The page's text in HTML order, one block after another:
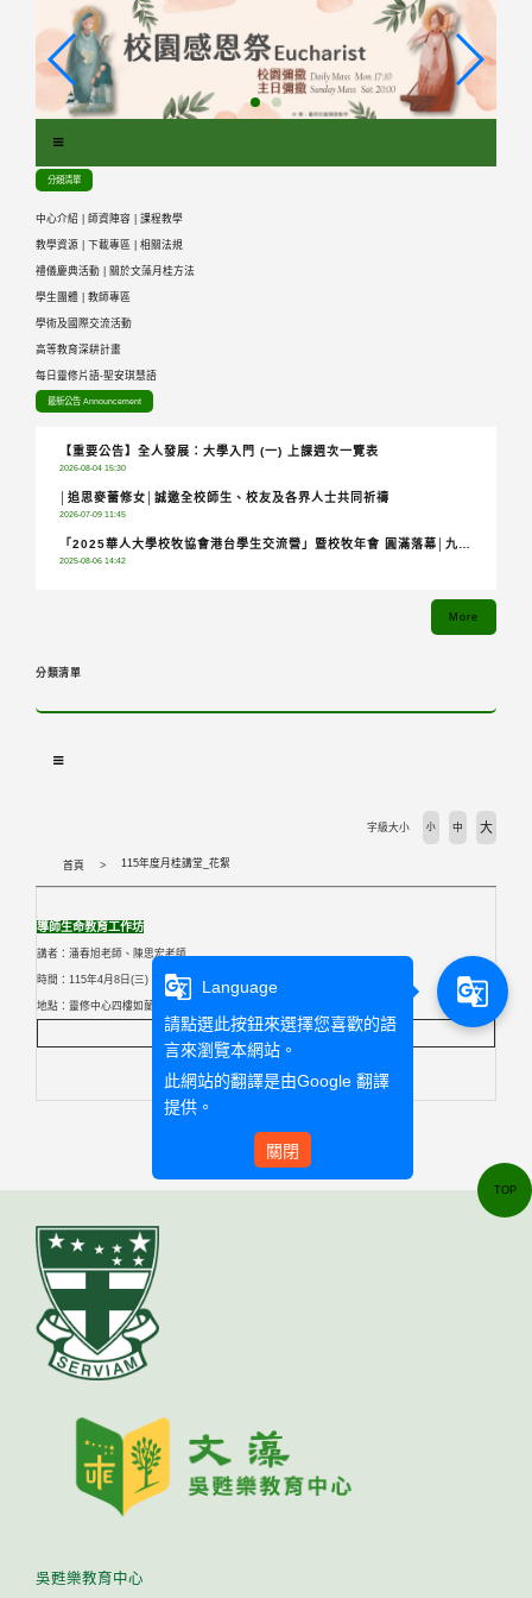
分類清單
中心介紹 師資陣容 課程教學
教學資源 下載專區 相關法規
禮儀慶典活動 關於文藻月桂方法
學生團體 教師專區
學術及國際交流活動
高等教育深耕計畫
每日靈修片語-聖安琪慧語
最新公告 Announcement
【重要公告】全人發展：大學入門 (一) 上課週次一覽表
2026-08-04 15:30
│追思麥蕾修女│誠邀全校師生、校友及各界人士共同祈禱
2026-07-09 11:45
「2025華人大學校牧協會港台學生交流營」暨校牧年會 圓滿落幕│九校
2025-08-06 14:42
More
分類清單
首頁 115年度月桂講堂_花絮
字級大小 小 中 大
導師生命教育工作坊
講者：潘春旭老師、陳思宏老師
時間：115年4月8日(三) 15:10-17:00
地點：靈修中心四樓如蘭廳
吳甦樂教育中心
TOP
g_translate
Language
請點選此按鈕來選擇您喜歡的語
言來瀏覽本網站。
此網站的翻譯是由Google 翻譯
提供。
關閉
g_translate